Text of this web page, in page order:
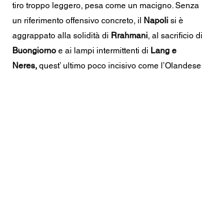
tiro troppo leggero, pesa come un macigno. Senza
un riferimento offensivo concreto, il
Napoli si è
aggrappato alla solidità di Rrahmani, al sacrificio di
Buongiorno e ai lampi intermittenti di Lang e
Neres, quest’ ultimo poco incisivo come l’Olandese